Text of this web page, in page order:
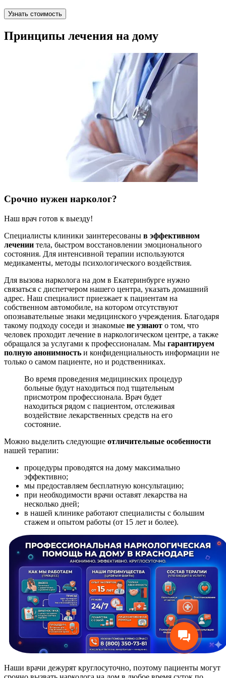
Узнать стоимость
Принципы лечения на дому
Срочно нужен нарколог?
Наш врач готов к выезду!
Специалисты клиники заинтересованы в эффективном
лечении тела, быстром восстановлении эмоционального
состояния. Для интенсивной терапии используются
медикаменты, методы психологического воздействия.
Для вызова нарколога на дом в Екатеринбурге нужно
связаться с диспетчером нашего центра, указать домашний
адрес. Наш специалист приезжает к пациентам на
собственном автомобиле, на котором отсутствуют
опознавательные знаки медицинского учреждения. Благодаря
такому подходу соседи и знакомые не узнают о том, что
человек проходит лечение в наркологическом центре, а также
обращался за услугами к профессионалам. Мы гарантируем
полную анонимность и конфиденциальность информации не
только о самом пациенте, но и родственниках.
Во время проведения медицинских процедур
больные будут находиться под тщательным
присмотром профессионала. Врач будет
находиться рядом с пациентом, отслеживая
воздействие лекарственных средств на его
состояние.
Можно выделить следующие отличительные особенности
нашей терапии:
процедуры проводятся на дому максимально
эффективно;
мы предоставляем бесплатную консультацию;
при необходимости врачи оставят лекарства на
несколько дней;
в нашей клинике работают специалисты с большим
стажем и опытом работы (от 15 лет и более).
Наши врачи дежурят круглосуточно, поэтому пациенты могут